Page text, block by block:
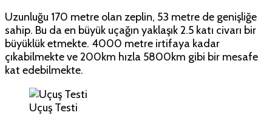
Uzunluğu 170 metre olan zeplin, 53 metre de genişliğe
sahip. Bu da en büyük uçağın yaklaşık 2.5 katı civarı bir
büyüklük etmekte. 4000 metre irtifaya kadar
çıkabilmekte ve 200km hızla 5800km gibi bir mesafe
kat edebilmekte.
Uçuş Testi